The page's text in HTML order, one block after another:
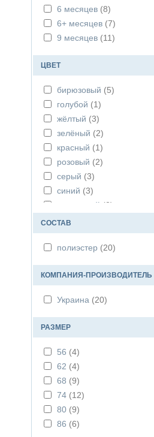
6 месяцев (8)
6+ месяцев (7)
9 месяцев (11)
ЦВЕТ
бирюзовый (5)
голубой (1)
жёлтый (3)
зелёный (2)
красный (1)
розовый (2)
серый (3)
синий (3)
сиреневый (2)
СОСТАВ
полиэстер (20)
КОМПАНИЯ-ПРОИЗВОДИТЕЛЬ
Украина (20)
РАЗМЕР
56 (4)
62 (4)
68 (9)
74 (12)
80 (9)
86 (6)